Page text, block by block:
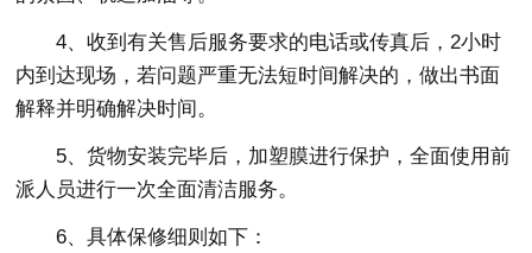
4、收到有关售后服务要求的电话或传真后，2小时
内到达现场，若问题严重无法短时间解决的，做出书面
解释并明确解决时间。
5、货物安装完毕后，加塑膜进行保护，全面使用前
派人员进行一次全面清洁服务。
6、具体保修细则如下：